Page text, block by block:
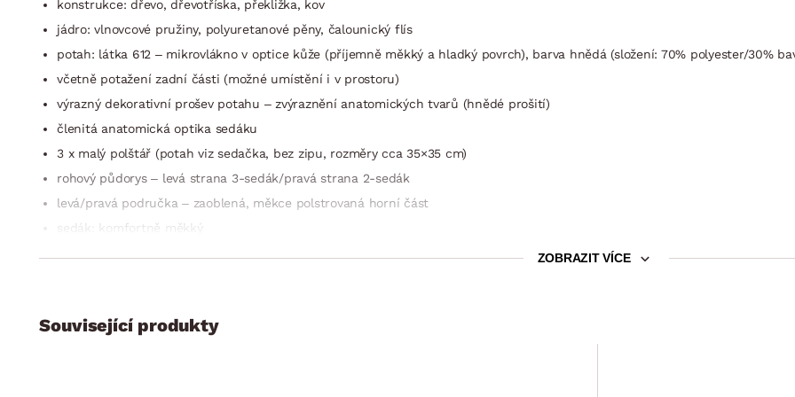
konstrukce: dřevo, dřevotříska, překližka, kov
jádro: vlnovcové pružiny, polyuretanové pěny, čalounický flís
potah: látka 612 – mikrovlákno v optice kůže (příjemně měkký a hladký povrch), barva hnědá (složení: 70% polyester/30%
včetně potažení zadní části (možné umístění i v prostoru)
výrazný dekorativní prošev potahu – zvýraznění anatomických tvarů (hnědé prošití)
členitá anatomická optika sedáku
3 x malý polštář (potah viz sedačka, bez zipu, rozměry cca 35×35 cm)
rohový půdorys – levá strana 3-sedák/pravá strana 2-sedák
levá/pravá područka – zaoblená, měkce polstrovaná horní část
sedák: komfortně měkký
látkou)
ZOBRAZIT VÍCE
Související produkty